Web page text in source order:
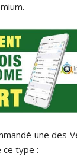
une des
ce type :